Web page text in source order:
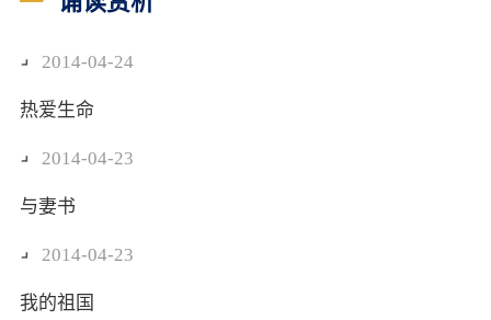
2014-04-24
热爱生命
2014-04-23
与妻书
2014-04-23
我的祖国